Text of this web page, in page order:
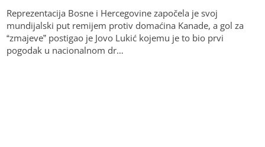
Reprezentacija Bosne i Hercegovine započela je svoj
mundijalski put remijem protiv domaćina Kanade, a gol za
“zmajeve” postigao je Jovo Lukić kojemu je to bio prvi
pogodak u nacionalnom dr…